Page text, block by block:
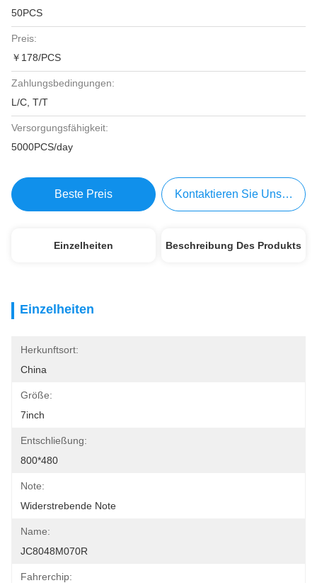
50PCS
Preis:
￥178/PCS
Zahlungsbedingungen:
L/C, T/T
Versorgungsfähigkeit:
5000PCS/day
Beste Preis Kontaktieren Sie Uns Jetzt
Einzelheiten Beschreibung Des Produkts
Einzelheiten
Herkunftsort:
China
Größe:
7inch
Entschließung:
800*480
Note:
Widerstrebende Note
Name:
JC8048M070R
Fahrerchip: